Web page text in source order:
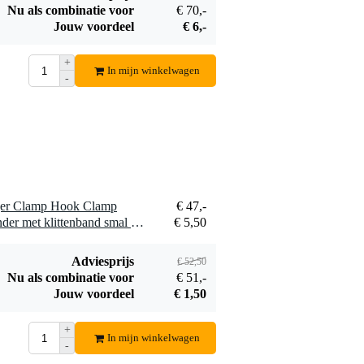
Ayra DMX
€ 5,50
Bestel mee
Nu als combinatie voor
€ 70,-
Jouw voordeel
€ 6,-
+
-
In mijn winkelwagen
Clamp Hook Clamp
€ 47,-
1 x Innox Snap 27 kabelbinder met klittenband smal zwart (10 stuks)
€ 5,50
Adviesprijs € 52,50
Nu als combinatie voor
€ 51,-
Jouw voordeel
€ 1,50
+
-
In mijn winkelwagen